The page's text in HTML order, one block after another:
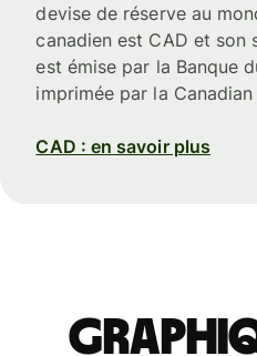
devise de réserve au
canadien est CAD et son
est émise par la Banque
imprimée par la
CAD : en savoir plus